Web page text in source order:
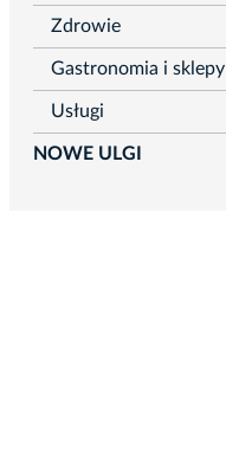
Zdrowie
Gastronomia i sklepy
Usługi
NOWE ULGI